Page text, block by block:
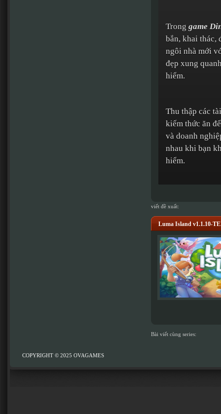
Trong game
bắn, khai thác,
ngôi nhà mới
đẹp xung
hiểm.
Thu thập các
kiếm thức ăn
và doanh
nhau khi bạn
hiểm.
viết đề xuất:
Luma Island v1.1.10-
Bài viết cùng series:
COPYRIGHT © 2025 OVAGAMES